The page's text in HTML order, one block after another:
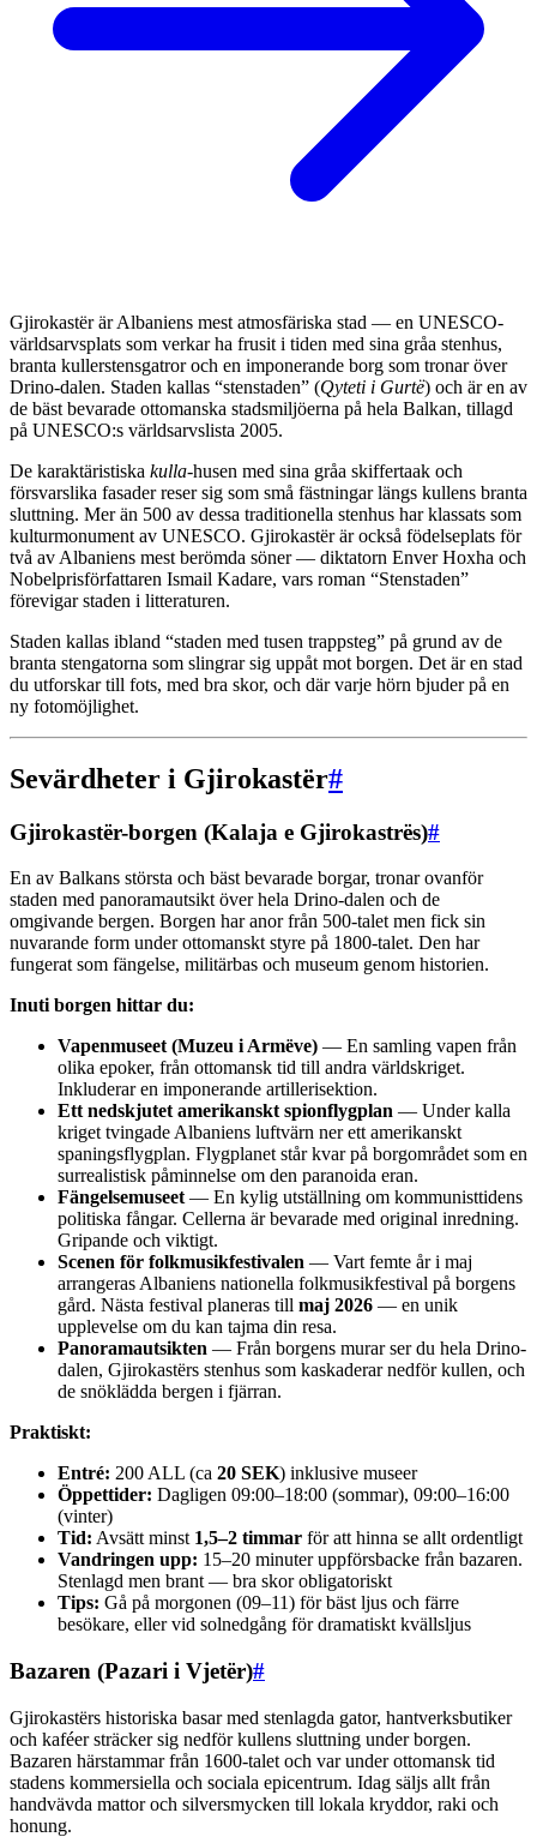
Gjirokastër är Albaniens mest atmosfäriska stad — en UNESCO-
världsarvsplats som verkar ha frusit i tiden med sina gråa stenhus,
branta kullerstensgatror och en imponerande borg som tronar över
Drino-dalen. Staden kallas “stenstaden” (Qyteti i Gurtë) och är en av
de bäst bevarade ottomanska stadsmiljöerna på hela Balkan, tillagd
på UNESCO:s världsarvslista 2005.
De karaktäristiska kulla-husen med sina gråa skiffertaak och
försvarslika fasader reser sig som små fästningar längs kullens branta
sluttning. Mer än 500 av dessa traditionella stenhus har klassats som
kulturmonument av UNESCO. Gjirokastër är också födelseplats för
två av Albaniens mest berömda söner — diktatorn Enver Hoxha och
Nobelprisförfattaren Ismail Kadare, vars roman “Stenstaden”
förevigar staden i litteraturen.
Staden kallas ibland “staden med tusen trappsteg” på grund av de
branta stengatorna som slingrar sig uppåt mot borgen. Det är en stad
du utforskar till fots, med bra skor, och där varje hörn bjuder på en
ny fotomöjlighet.
Sevärdheter i Gjirokastër#
Gjirokastër-borgen (Kalaja e Gjirokastrës)#
En av Balkans största och bäst bevarade borgar, tronar ovanför
staden med panoramautsikt över hela Drino-dalen och de
omgivande bergen. Borgen har anor från 500-talet men fick sin
nuvarande form under ottomanskt styre på 1800-talet. Den har
fungerat som fängelse, militärbas och museum genom historien.
Inuti borgen hittar du:
Vapenmuseet (Muzeu i Armëve) — En samling vapen från
olika epoker, från ottomansk tid till andra världskriget.
Inkluderar en imponerande artillerisektion.
Ett nedskjutet amerikanskt spionflygplan — Under kalla
kriget tvingade Albaniens luftvärn ner ett amerikanskt
spaningsflygplan. Flygplanet står kvar på borgområdet som en
surrealistisk påminnelse om den paranoida eran.
Fängelsemuseet — En kylig utställning om kommunisttidens
politiska fångar. Cellerna är bevarade med original inredning.
Gripande och viktigt.
Scenen för folkmusikfestivalen — Vart femte år i maj
arrangeras Albaniens nationella folkmusikfestival på borgens
gård. Nästa festival planeras till maj 2026 — en unik
upplevelse om du kan tajma din resa.
Panoramautsikten — Från borgens murar ser du hela Drino-
dalen, Gjirokastërs stenhus som kaskaderar nedför kullen, och
de snöklädda bergen i fjärran.
Praktiskt:
Entré: 200 ALL (ca 20 SEK) inklusive museer
Öppettider: Dagligen 09:00–18:00 (sommar), 09:00–16:00
(vinter)
Tid: Avsätt minst 1,5–2 timmar för att hinna se allt ordentligt
Vandringen upp: 15–20 minuter uppförsbacke från bazaren.
Stenlagd men brant — bra skor obligatoriskt
Tips: Gå på morgonen (09–11) för bäst ljus och färre
besökare, eller vid solnedgång för dramatiskt kvällsljus
Bazaren (Pazari i Vjetër)#
Gjirokastërs historiska basar med stenlagda gator, hantverksbutiker
och kaféer sträcker sig nedför kullens sluttning under borgen.
Bazaren härstammar från 1600-talet och var under ottomansk tid
stadens kommersiella och sociala epicentrum. Idag säljs allt från
handvävda mattor och silversmycken till lokala kryddor, raki och
honung.